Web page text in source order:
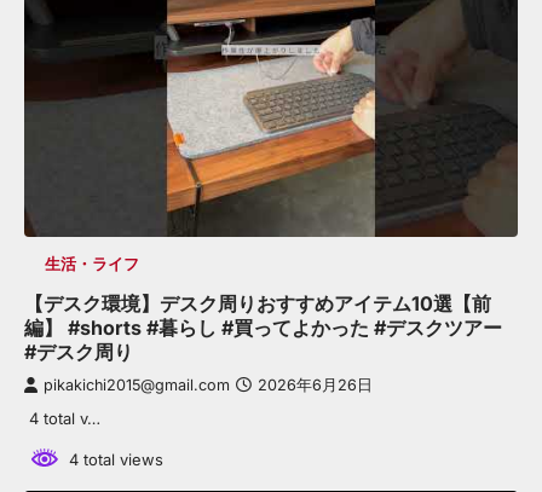
生活・ライフ
【デスク環境】デスク周りおすすめアイテム10選【前
編】 #shorts #暮らし #買ってよかった #デスクツアー
#デスク周り
pikakichi2015@gmail.com 2026年6月26日
4 total v…
4 total views